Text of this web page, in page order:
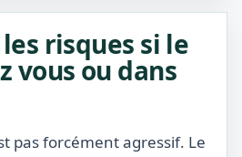
risques si le
vous ou dans
pas forcément agressif. Le